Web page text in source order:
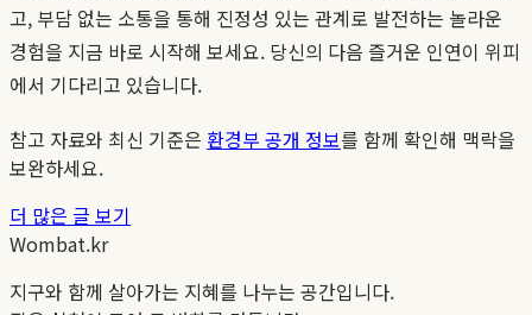
고, 부담 없는 소통을 통해 진정성 있는 관계로 발전하는 놀라운
경험을 지금 바로 시작해 보세요. 당신의 다음 즐거운 인연이 위피
에서 기다리고 있습니다.
참고 자료와 최신 기준은 환경부 공개 정보를 함께 확인해 맥락을
보완하세요.
더 많은 글 보기
Wombat.kr
지구와 함께 살아가는 지혜를 나누는 공간입니다.